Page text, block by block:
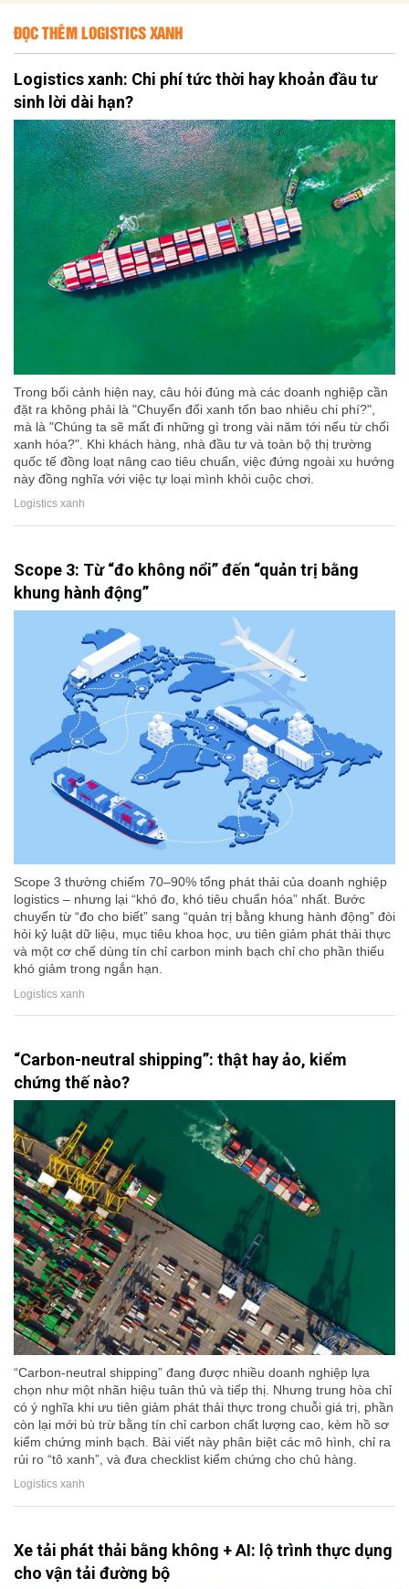
ĐỌC THÊM LOGISTICS XANH
Logistics xanh: Chi phí tức thời hay khoản đầu tư
sinh lời dài hạn?
Trong bối cảnh hiện nay, câu hỏi đúng mà các doanh nghiệp cần
đặt ra không phải là "Chuyển đổi xanh tốn bao nhiêu chi phí?",
mà là "Chúng ta sẽ mất đi những gì trong vài năm tới nếu từ chối
xanh hóa?". Khi khách hàng, nhà đầu tư và toàn bộ thị trường
quốc tế đồng loạt nâng cao tiêu chuẩn, việc đứng ngoài xu hướng
này đồng nghĩa với việc tự loại mình khỏi cuộc chơi.
Logistics xanh
Scope 3: Từ “đo không nổi” đến “quản trị bằng
khung hành động”
Scope 3 thường chiếm 70–90% tổng phát thải của doanh nghiệp
logistics – nhưng lại “khó đo, khó tiêu chuẩn hóa” nhất. Bước
chuyển từ “đo cho biết” sang “quản trị bằng khung hành động” đòi
hỏi kỷ luật dữ liệu, mục tiêu khoa học, ưu tiên giảm phát thải thực
và một cơ chế dùng tín chỉ carbon minh bạch chỉ cho phần thiếu
khó giảm trong ngắn hạn.
Logistics xanh
“Carbon-neutral shipping”: thật hay ảo, kiểm
chứng thế nào?
“Carbon-neutral shipping” đang được nhiều doanh nghiệp lựa
chọn như một nhãn hiệu tuân thủ và tiếp thị. Nhưng trung hòa chỉ
có ý nghĩa khi ưu tiên giảm phát thải thực trong chuỗi giá trị, phần
còn lại mới bù trừ bằng tín chỉ carbon chất lượng cao, kèm hồ sơ
kiểm chứng minh bạch. Bài viết này phân biệt các mô hình, chỉ ra
rủi ro “tô xanh”, và đưa checklist kiểm chứng cho chủ hàng.
Logistics xanh
Xe tải phát thải bằng không + AI: lộ trình thực dụng
cho vận tải đường bộ